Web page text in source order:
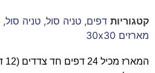
קטגוריות דפים, טניה סול, טניה סול,
מארזים 30x30